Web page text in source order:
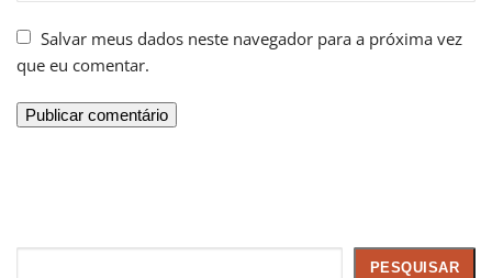
Salvar meus dados neste navegador para a próxima vez
que eu comentar.
PESQUISAR